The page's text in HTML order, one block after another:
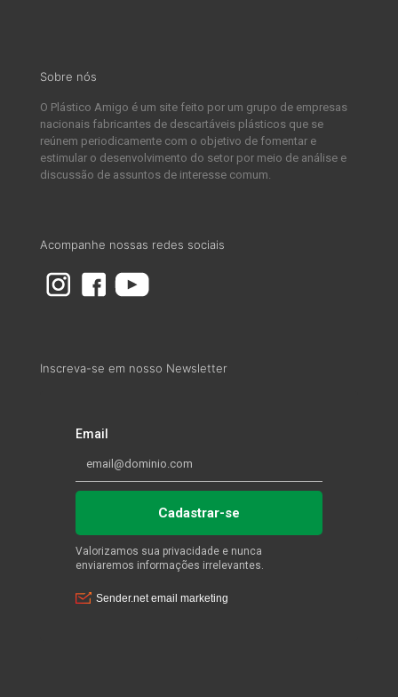
Sobre nós
O Plástico Amigo é um site feito por um grupo de empresas
nacionais fabricantes de descartáveis plásticos que se
reúnem periodicamente com o objetivo de fomentar e
estimular o desenvolvimento do setor por meio de análise e
discussão de assuntos de interesse comum.
Acompanhe nossas redes sociais
Inscreva-se em nosso Newsletter